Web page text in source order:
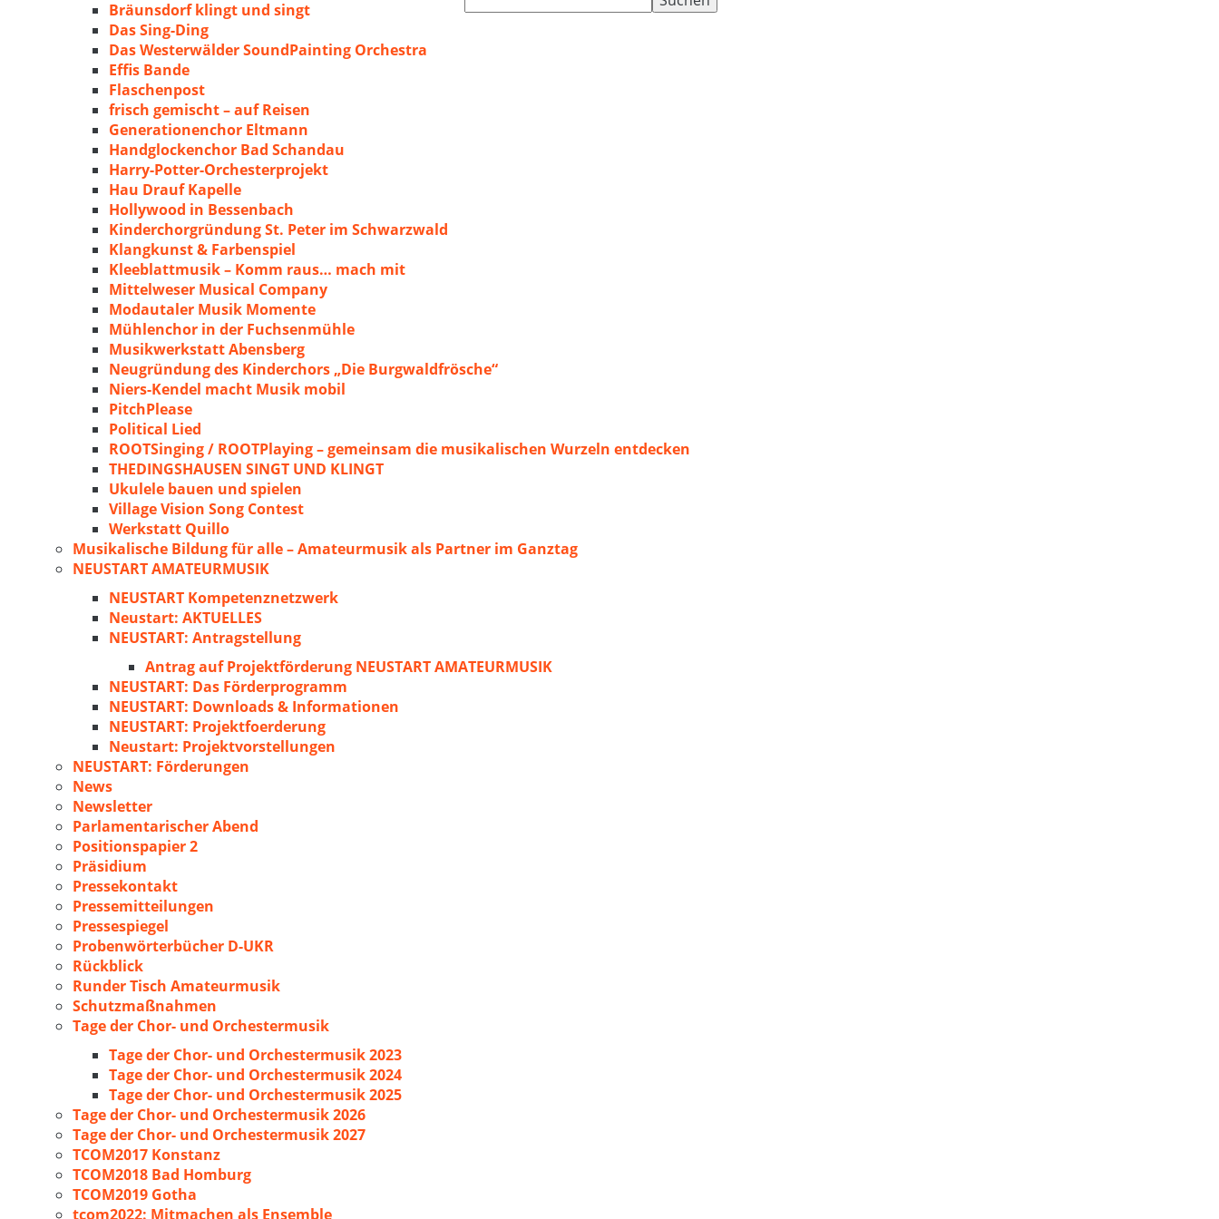
nach:
Bräunsdorf klingt und singt
Das Sing-Ding
Das Westerwälder SoundPainting Orchestra
Effis Bande
Flaschenpost
frisch gemischt – auf Reisen
Generationenchor Eltmann
Handglockenchor Bad Schandau
Harry-Potter-Orchesterprojekt
Hau Drauf Kapelle
Hollywood in Bessenbach
Kinderchorgründung St. Peter im Schwarzwald
Klangkunst & Farbenspiel
Kleeblattmusik – Komm raus… mach mit
Mittelweser Musical Company
Modautaler Musik Momente
Mühlenchor in der Fuchsenmühle
Musikwerkstatt Abensberg
Neugründung des Kinderchors „Die Burgwaldfrösche“
Niers-Kendel macht Musik mobil
PitchPlease
Political Lied
ROOTSinging / ROOTPlaying – gemeinsam die musikalischen Wurzeln entdecken
THEDINGSHAUSEN SINGT UND KLINGT
Ukulele bauen und spielen
Village Vision Song Contest
Werkstatt Quillo
Musikalische Bildung für alle – Amateurmusik als Partner im Ganztag
NEUSTART AMATEURMUSIK
NEUSTART Kompetenznetzwerk
Neustart: AKTUELLES
NEUSTART: Antragstellung
Antrag auf Projektförderung NEUSTART AMATEURMUSIK
NEUSTART: Das Förderprogramm
NEUSTART: Downloads & Informationen
NEUSTART: Projektfoerderung
Neustart: Projektvorstellungen
NEUSTART: Förderungen
News
Newsletter
Parlamentarischer Abend
Positionspapier 2
Präsidium
Pressekontakt
Pressemitteilungen
Pressespiegel
Probenwörterbücher D-UKR
Rückblick
Runder Tisch Amateurmusik
Schutzmaßnahmen
Tage der Chor- und Orchestermusik
Tage der Chor- und Orchestermusik 2023
Tage der Chor- und Orchestermusik 2024
Tage der Chor- und Orchestermusik 2025
Tage der Chor- und Orchestermusik 2026
Tage der Chor- und Orchestermusik 2027
TCOM2017 Konstanz
TCOM2018 Bad Homburg
TCOM2019 Gotha
tcom2022: Mitmachen als Ensemble